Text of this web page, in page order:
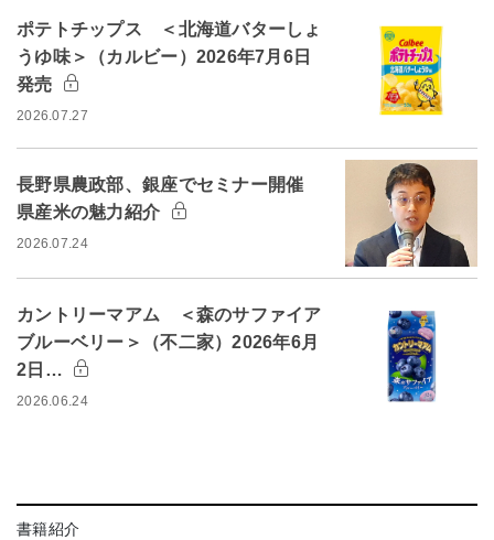
ポテトチップス ＜北海道バターしょ
うゆ味＞（カルビー）2026年7月6日
発売
2026.07.27
長野県農政部、銀座でセミナー開催
県産米の魅力紹介
2026.07.24
カントリーマアム ＜森のサファイア
ブルーベリー＞（不二家）2026年6月
2日…
2026.06.24
書籍紹介